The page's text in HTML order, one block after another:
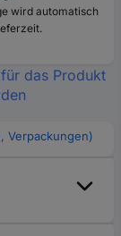
wird automatisch
das Produkt
Verpackungen)